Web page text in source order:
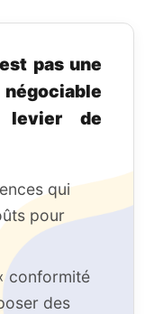
pas une
de
qui
pour
conformité
des